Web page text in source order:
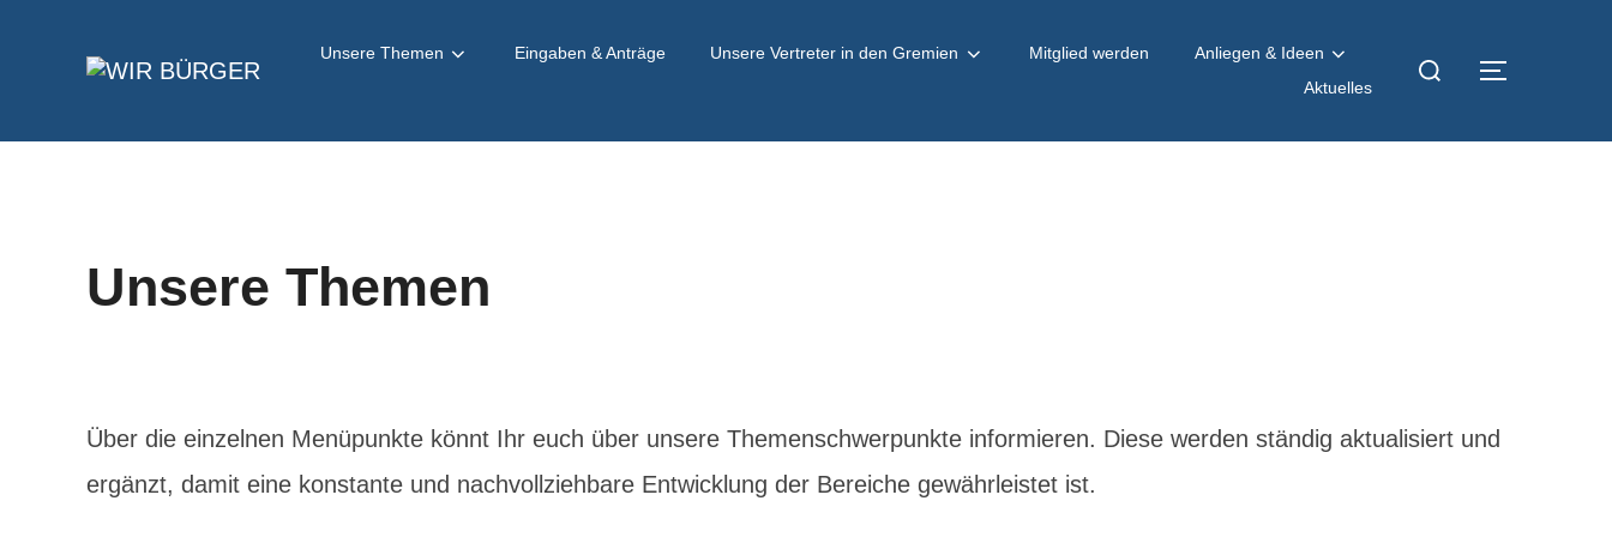
springen
Unsere Themen Eingaben & Anträge Unsere Vertreter in den Gremien Mitglied werden
Anliegen & Ideen
Aktuelles
nach:
Unsere Themen
Über die einzelnen Menüpunkte könnt Ihr euch über unsere Themenschwerpunkte informieren. Diese werden ständig aktualisiert und
ergänzt, damit eine konstante und nachvollziehbare Entwicklung der Bereiche gewährleistet ist.